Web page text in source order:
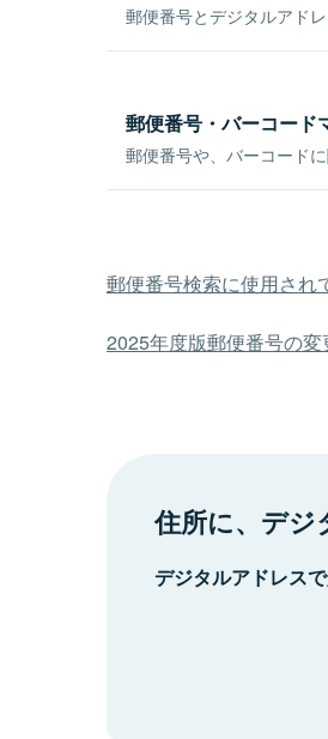
郵便番号とデジタルアド
郵便番号・バーコード
郵便番号や、バーコード
郵便番号検索に使用され
2025年度版郵便番号の変
住所に、デジ
デジタルアドレス